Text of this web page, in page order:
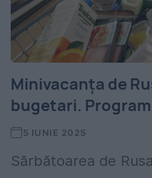
Minivacanța de
bugetari.
5 IUNIE 2025
Sărbătoarea de